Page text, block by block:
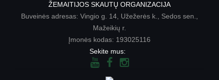
ŽEMAITIJOS SKAUTŲ ORGANIZACIJA
Buveinės adresas: Vingio g. 14, Užežerės k., Sedos sen.,
Mažeikių r.
Įmonės kodas: 193025116
Sekite mus: